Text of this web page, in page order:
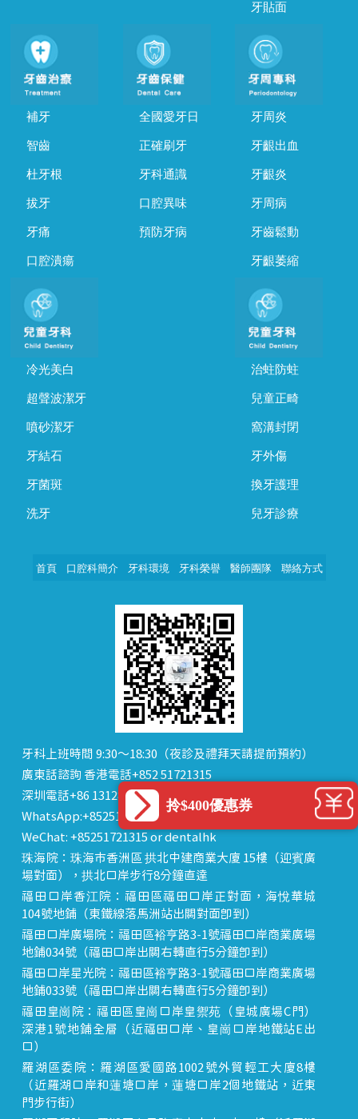
牙貼面
補牙
智齒
杜牙根
拔牙
牙痛
口腔潰瘍
全國愛牙日
正確刷牙
牙科通識
口腔異味
預防牙病
牙周炎
牙齦出血
牙齦炎
牙周病
牙齒鬆動
牙齦萎縮
冷光美白
超聲波潔牙
噴砂潔牙
牙結石
牙菌斑
洗牙
治蛀防蛀
兒童正畸
窩溝封閉
牙外傷
換牙護理
兒牙診療
首頁 口腔科簡介 牙科環境 牙科榮譽 醫師團隊 聯絡方式
牙科上班時間 9:30～18:30（夜診及禮拜天請提前預約）
廣東話諮詢 香港電話+852 51721315
深圳電話+86 13128823079
WhatsApp:+85251721315
WeChat: +85251721315 or dentalhk
珠海院：珠海市香洲區 拱北中建商業大廈 15樓（迎賓廣
場對面），拱北口岸步行8分鐘直達
福田口岸香江院：福田區福田口岸正對面，海悅華城
104號地鋪（東鐵線落馬洲站出關對面即到）
福田口岸廣場院：福田區裕亨路3-1號福田口岸商業廣場
地鋪034號（福田口岸出關右轉直行5分鐘即到）
福田口岸星光院：福田區裕亨路3-1號福田口岸商業廣場
地鋪033號（福田口岸出關右轉直行5分鐘即到）
福田皇崗院：福田區皇崗口岸皇禦苑（皇城廣場C門）
深港1號地鋪全層（近福田口岸、皇崗口岸地鐵站E出
口）
羅湖區委院：羅湖區愛國路1002號外貿輕工大廈8樓
（近羅湖口岸和蓮塘口岸，蓮塘口岸2個地鐵站，近東
門步行街）
拎$400優惠券